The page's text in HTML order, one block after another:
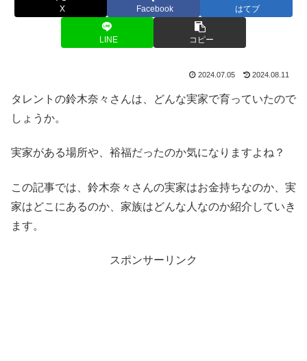
X Facebook はてブ
LINE コピー
2024.07.05 2024.08.11
タレントの鈴木奈々さんは、どんな実家で育っていたので
しょうか。
実家がある場所や、裕福だったのか気になりますよね？
この記事では、鈴木奈々さんの実家はお金持ちなのか、実
家はどこにあるのか、家族はどんな人なのか紹介していき
ます。
スポンサーリンク